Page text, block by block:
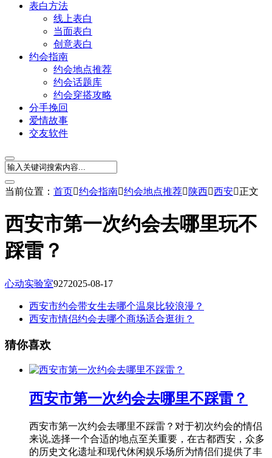
表白方法
线上表白
当面表白
创意表白
约会指南
约会地点推荐
约会话题库
约会穿搭攻略
分手挽回
爱情故事
交友软件
当前位置： 首页约会指南约会地点推荐 陕西西安正文
西安市第一次约会去哪里玩不
踩雷？
心动实验室9272025-08-17
西安市约会带女生去哪个温泉比较浪漫？
西安市情侣约会去哪个商场适合逛街？
猜你喜欢
西安市第一次约会去哪里不踩雷？
西安市第一次约会去哪里不踩雷？对于初次约会的情侣
来说,选择一个合适的地点至关重要，在古都西安，众多
的历史文化遗址和现代休闲娱乐场所为情侣们提供了丰